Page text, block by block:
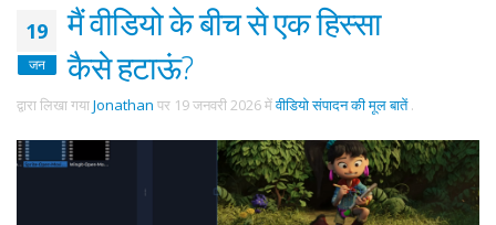
19
जन
मैं वीडियो के बीच से एक हिस्सा
कैसे हटाऊं?
द्वारा लिखा गयाJonathan पर 19 जनवरी 2026मेंवीडियो संपादन की मूल बातें.